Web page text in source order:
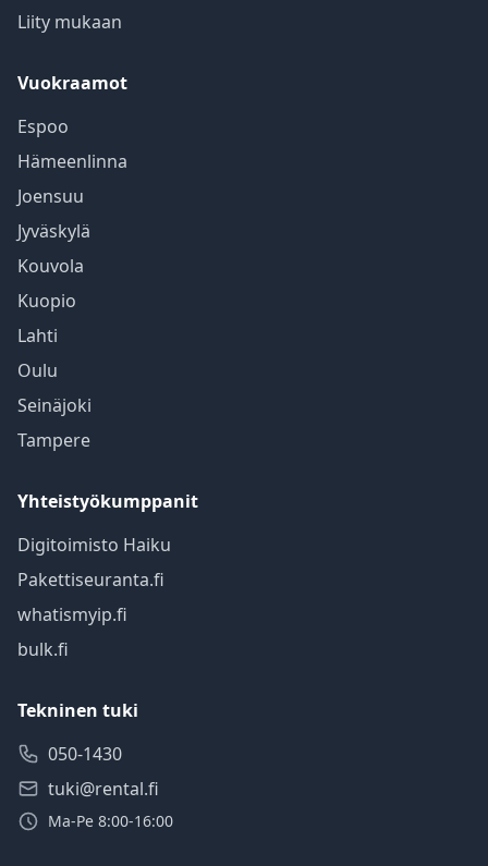
Liity mukaan
Vuokraamot
Espoo
Hämeenlinna
Joensuu
Jyväskylä
Kouvola
Kuopio
Lahti
Oulu
Seinäjoki
Tampere
Yhteistyökumppanit
Digitoimisto Haiku
Pakettiseuranta.fi
whatismyip.fi
bulk.fi
Tekninen tuki
050-1430
tuki@rental.fi
Ma-Pe 8:00-16:00